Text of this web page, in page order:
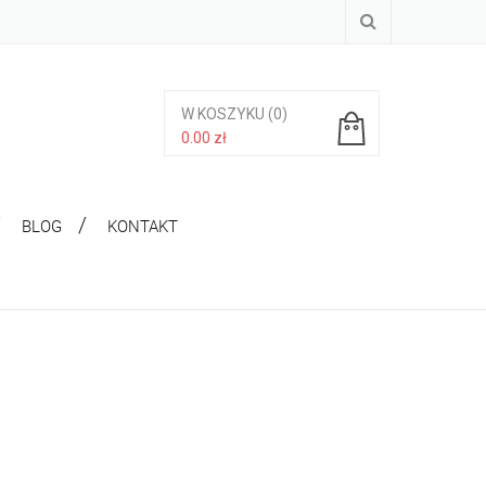
W KOSZYKU (0)
0.00 zł
BLOG KONTAKT